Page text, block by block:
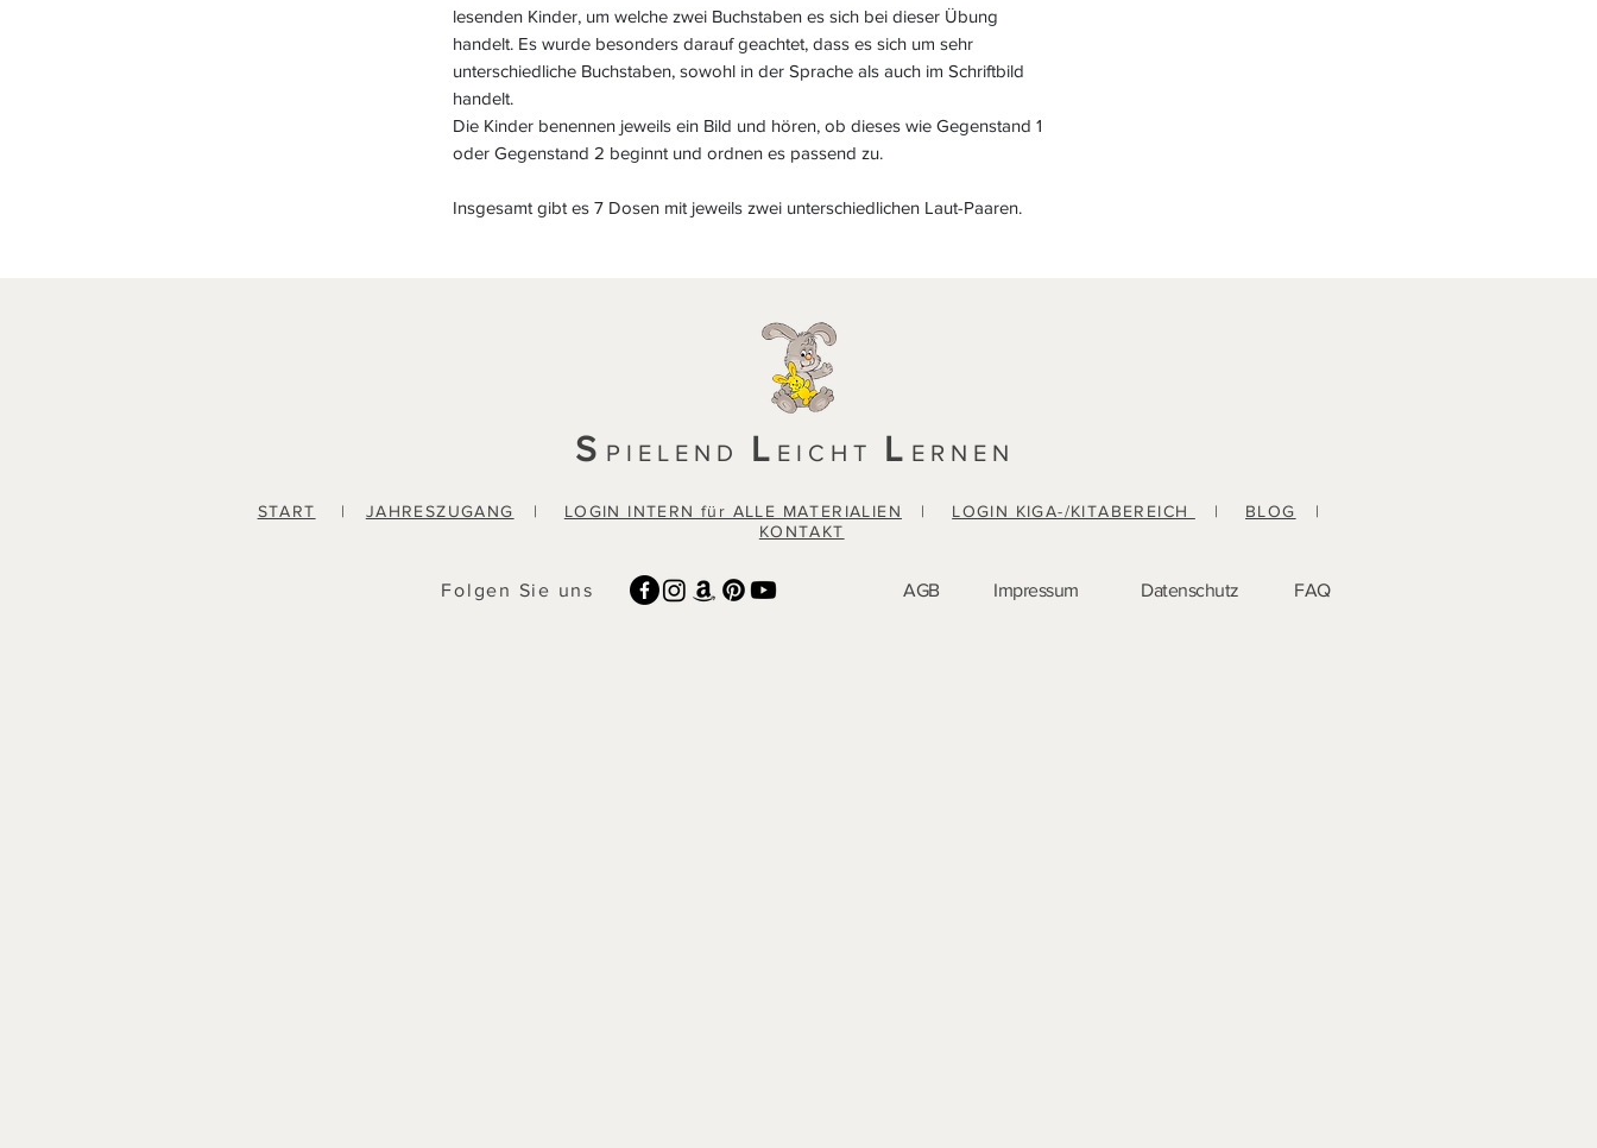
lesenden Kinder, um welche zwei Buchstaben es sich bei dieser Übung
handelt. Es wurde besonders darauf geachtet, dass es sich um sehr
unterschiedliche Buchstaben, sowohl in der Sprache als auch im Schriftbild
handelt.
Die Kinder benennen jeweils ein Bild und hören, ob dieses wie Gegenstand 1
oder Gegenstand 2 beginnt und ordnen es passend zu.
Insgesamt gibt es 7 Dosen mit jeweils zwei unterschiedlichen Laut-Paaren.
S PIELEND L EICHT L ERNEN
START | JAHRESZUGANG | LOGIN INTERN für ALLE MATERIALIEN | LOGIN KIGA-/KITABEREICH | BLOG
|
KONTAKT
Folgen Sie uns AGB Impressum Datenschutz FAQ